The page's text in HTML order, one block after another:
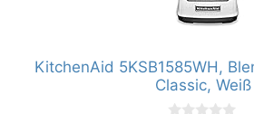
KitchenAid 5KSB1585WH,
Classic, Weiß